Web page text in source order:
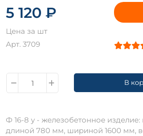
5 120 ₽
Цена за шт
Арт. 3709
В
Ф 16-8 у - железобетонное
длиной 780 мм, шириной 1600 мм,